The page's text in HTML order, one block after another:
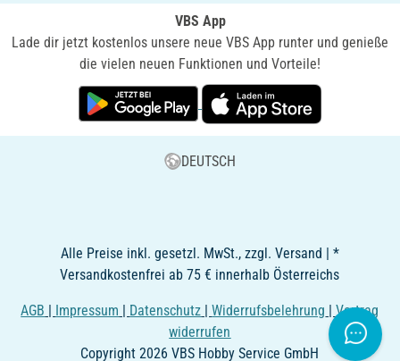
VBS App
Lade dir jetzt kostenlos unsere neue VBS App runter und genieße
die vielen neuen Funktionen und Vorteile!
DEUTSCH
Alle Preise inkl. gesetzl. MwSt., zzgl. Versand | *
Versandkostenfrei ab 75 € innerhalb Österreichs
AGB | Impressum | Datenschutz |Widerrufsbelehrung |Vertrag
widerrufen
Copyright 2026 VBS Hobby Service GmbH